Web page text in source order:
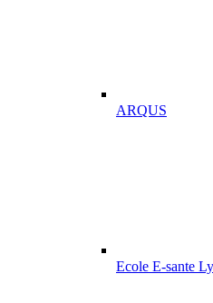
ARQUS
Ecole E-sante